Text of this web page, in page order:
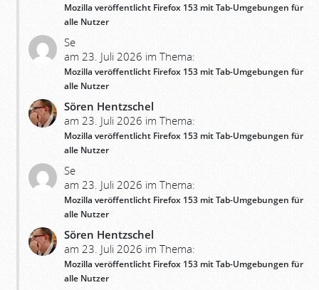
Mozilla veröffentlicht Firefox 153 mit Tab-Umgebungen für
alle Nutzer
Se
am 23. Juli 2026 im Thema:
Mozilla veröffentlicht Firefox 153 mit Tab-Umgebungen für
alle Nutzer
Sören Hentzschel
am 23. Juli 2026 im Thema:
Mozilla veröffentlicht Firefox 153 mit Tab-Umgebungen für
alle Nutzer
Se
am 23. Juli 2026 im Thema:
Mozilla veröffentlicht Firefox 153 mit Tab-Umgebungen für
alle Nutzer
Sören Hentzschel
am 23. Juli 2026 im Thema:
Mozilla veröffentlicht Firefox 153 mit Tab-Umgebungen für
alle Nutzer